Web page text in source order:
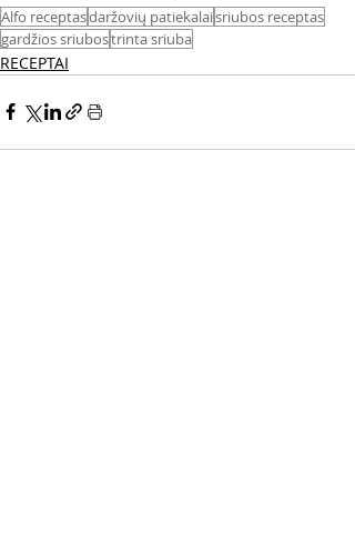
Alfo receptasdaržovių patiekalaisriubos receptas
gardžios sriubostrinta sriuba
RECEPTAI